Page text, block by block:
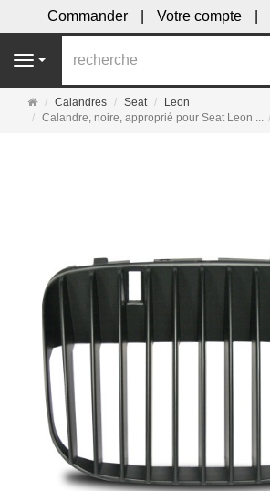
Commander Votre compte
Navigation
Page
d'accueil
Calandres Seat
Leon
Calandre, noire, approprié pour Seat Leon ...